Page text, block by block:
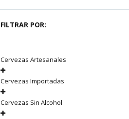
FILTRAR POR:
Cervezas Artesanales
Cervezas Importadas
Cervezas Sin Alcohol